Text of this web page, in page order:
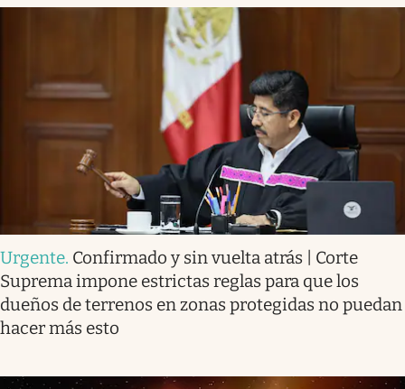
Urgente. Confirmado y sin vuelta atrás | Corte
Suprema impone estrictas reglas para que los
dueños de terrenos en zonas protegidas no puedan
hacer más esto